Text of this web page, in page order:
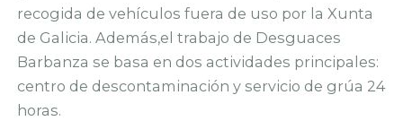
recogida de vehículos fuera de uso por la Xunta
de Galicia. Además,el trabajo de Desguaces
Barbanza se basa en dos actividades principales:
centro de descontaminación y servicio de grúa 24
horas.